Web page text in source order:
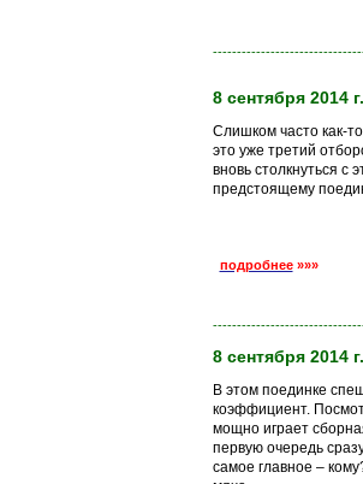
8 сентября 2014 г.
Слишком часто как-
это уже третий
вновь столкнуться с
предстоящему
подробнее »»»
8 сентября 2014 г.
В этом поединке
коэффициент.
мощно играет
первую очередь
самое главное –